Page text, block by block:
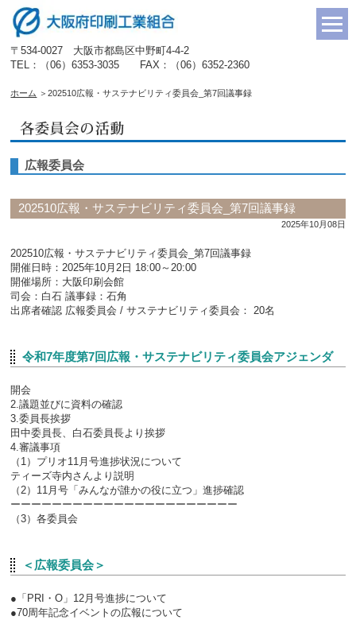
〒534-0027 大阪市都島区中野町4-4-2
TEL：（06）6353-3035 FAX：（06）6352-2360
ホーム ＞202510広報・サステナビリティ委員会_第7回議事録
広報委員会
202510広報・サステナビリティ委員会_第7回議事録
2025年10月08日
202510広報・サステナビリティ委員会_第7回議事録
開催日時：2025年10月2日 18:00～20:00
開催場所：大阪印刷会館
司会：白石 議事録：石角
出席者確認 広報委員会 / サステナビリティ委員会： 20名
令和7年度第7回広報・サステナビリティ委員会アジェンダ
開会
2.議題並びに資料の確認
3.委員長挨拶
田中委員長、白石委員長より挨拶
4.審議事項
（1）プリオ11月号進捗状況について
ティーズ寺内さんより説明
（2）11月号「みんなが誰かの役に立つ」進捗確認
ーーーーーーーーーーーーーーーーーーーーーー
（3）各委員会
＜広報委員会＞
●「PRI・O」12月号進捗について
●70周年記念イベントの広報について